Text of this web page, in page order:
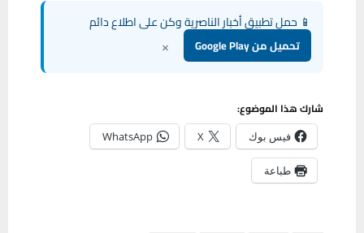
📱 حمل تطبيق أخبار الناصرية وكن على اطلاع دائم
تحميل من Google Play ×
شارك هذا الموضوع:
فيس بوك X
WhatsApp
طباعة